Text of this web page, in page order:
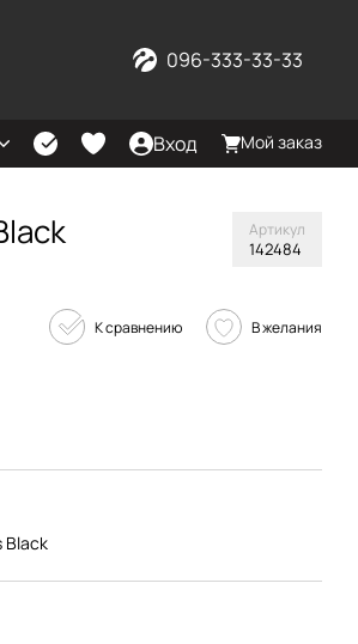
096-333-33-33
Вход Мой заказ
Артикул
142484
К сравнению В желания
Black